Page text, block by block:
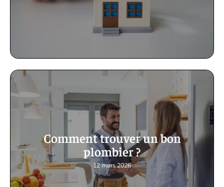
Comment trouver un bon
plombier ?
12 mars 2026